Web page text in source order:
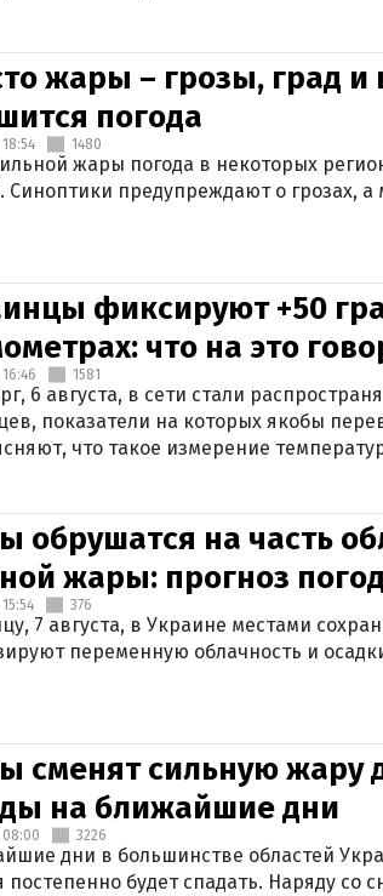
жары – грозы, град и
погода
18:54 1480
жары погода в некоторых
Синоптики предупреждают о грозах,
фиксируют +50
что на это
16:46 1581
6 августа, в сети стали
показатели на которых якобы
что такое измерение
обрушатся на часть
жары: прогноз
15:54 376
7 августа, в Украине местами
переменную облачность и
сменят сильную жару
на ближайшие дни
08:00 3226
дни в большинстве областей
постепенно будет спадать. Наряду